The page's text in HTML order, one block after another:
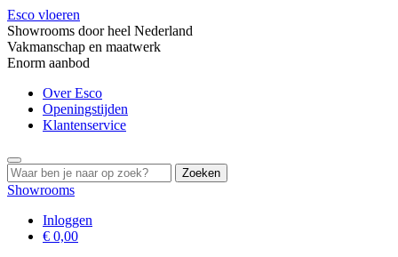
Esco vloeren
Showrooms door heel Nederland
Vakmanschap en maatwerk
Enorm aanbod
Over Esco
Openingstijden
Klantenservice
Search
for:
Showrooms
Inloggen
€ 0,00